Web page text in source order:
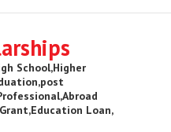
School,Higher
Loan,